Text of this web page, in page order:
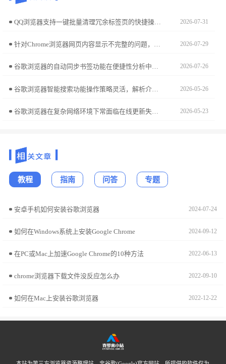
QQ浏览器支持一键批量清理冗余标签页的快捷操作。当标签页过多导致手机卡顿时，利用此实用技巧，即可瞬间释放系统内存并整理浏览窗口，让您的操作界面恢复整洁与顺畅。 2026-07-31
针对Chrome浏览器网页内容显示不完整的问题，提供多种实用修复技巧，包括缓存清理、页面刷新及插件排查。 2026-07-29
谷歌浏览器的自动同步书签功能在便捷性分析中表现突出，用户能够快速实现跨设备同步，操作效率明显提升，带来更高效的浏览体验。 2026-07-26
谷歌浏览器智能搜索功能操作策略灵活，解析介绍了实用技巧，帮助用户快速获取内容并提升搜索效率。 2026-05-26
谷歌浏览器在复杂网络环境下常面临在线更新失败的困扰。分享官方原版离线安装包的获取渠道，并重点讲解静默安装参数配置、版本回退策略及绕过网络验证的深度实战，确保您在离线状态下依然能精准部署纯净稳健的软件阵地，扫清因安装程序报错导致的各种障碍。 2026-05-23
教程 指南 问答 专题
安卓手机如何安装谷歌浏览器 2024-07-24
如何在Windows系统上安装Google Chrome 2024-09-12
在PC或Mac上加速Google Chrome的10种方法 2022-06-13
chrome浏览器下载文件没反应怎么办 2022-09-10
如何在Mac上安装谷歌浏览器 2022-12-22